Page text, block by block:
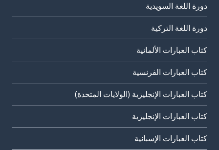
دورة اللغة السويدية
دورة اللغة التركية
كتاب العبارات الألمانية
كتاب العبارات الفرنسية
كتاب العبارات الإنجليزية (الولايات المتحدة)
كتاب العبارات الإنجليزية
كتاب العبارات الإسبانية